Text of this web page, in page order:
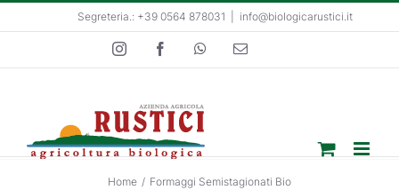
al
Segreteria.: +39 0564 878031 info@biologicarustici.it
InstagramFacebookWhatsApp
Email
Home / Formaggi Semistagionati Bio